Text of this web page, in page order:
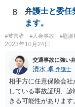
8
弁護士と委任
ます。
#被害者 #人身事故 #慰謝
2023年10月24日
交通事故に強い
清水 卓 弁護士
相手方に任意保険会
している事故証明、
きる可能性がありま